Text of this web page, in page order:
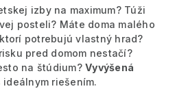
á
d
a
c
i
e
p
izby na maximum? Túži
posteli? Máte doma malého
potrebujú vlastný hrad?
pred domom nestačí?
na štúdium? Vyvýšená
riešením.